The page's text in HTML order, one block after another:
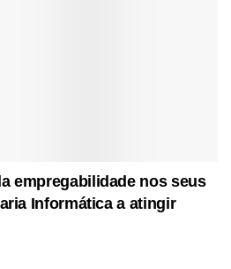
empregabilidade nos seus
Informática a atingir